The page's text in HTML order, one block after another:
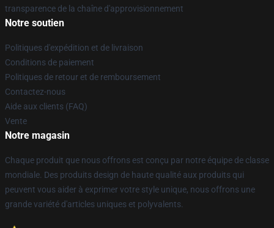
transparence de la chaîne d'approvisionnement
Notre soutien
Politiques d'expédition et de livraison
Conditions de paiement
Politiques de retour et de remboursement
Contactez-nous
Aide aux clients (FAQ)
Vente
Notre magasin
Chaque produit que nous offrons est conçu par notre équipe de classe
mondiale. Des produits design de haute qualité aux produits qui
peuvent vous aider à exprimer votre style unique, nous offrons une
grande variété d'articles uniques et polyvalents.